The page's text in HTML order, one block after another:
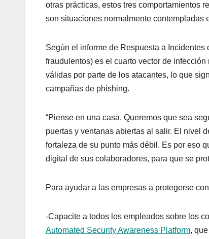
otras prácticas, estos tres comportamientos
son situaciones normalmente contempladas
Según el informe de Respuesta a
fraudulentos) es el cuarto vector de
válidas por parte de los atacantes, lo que
campañas de phishing.
“Piense en una casa. Queremos que sea
puertas y ventanas abiertas al salir. El nivel
fortaleza de su punto más débil. Es por eso
digital de sus colaboradores, para que se
Para ayudar a las empresas a protegerse
-Capacite a todos los empleados sobre los
Automated Security Awareness Platform,